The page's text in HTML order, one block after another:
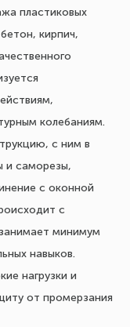
пластиковых
кирпич,
колебаниям.
с ним в
и саморезы,
с оконной
с
минимум
навыков.
нагрузки и
от промерзания